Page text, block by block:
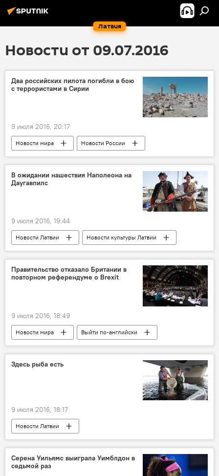
Латвия
Новости от 09.07.2016
Два российских пилота погибли в бою
с террористами в Сирии
9 июля 2016, 20:17
Новости мира Новости России
В ожидании нашествия Наполеона на
Даугавпилс
9 июля 2016, 19:44
Новости Латвии
Новости культуры Латвии
Историческая реконструкция
Правительство отказало Британии в
повторном референдуме о Brexit
9 июля 2016, 18:49
Новости мира Выйти по-английски
Здесь рыба есть
9 июля 2016, 18:17
Новости Латвии
Серена Уильямс выиграла Уимблдон в
седьмой раз